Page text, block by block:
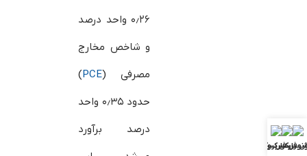
۰٫۲۶ واحد درصد
و شاخص مخارج
مصرفی (PCE
)
حدود ۰٫۳۵ واحد
درصد برآورد
فارکس
فارکس
بررسی بروکرها